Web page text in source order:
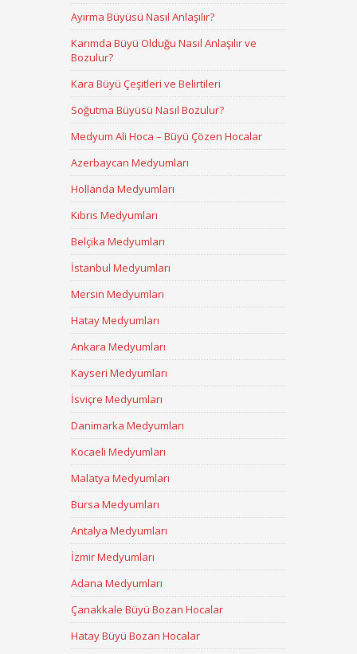
Ayırma Büyüsü Nasıl Anlaşılır?
Karımda Büyü Olduğu Nasıl Anlaşılır ve
Bozulur?
Kara Büyü Çeşitleri ve Belirtileri
Soğutma Büyüsü Nasıl Bozulur?
Medyum Ali Hoca – Büyü Çözen Hocalar
Azerbaycan Medyumları
Hollanda Medyumları
Kıbrıs Medyumları
Belçika Medyumları
İstanbul Medyumları
Mersin Medyumları
Hatay Medyumları
Ankara Medyumları
Kayseri Medyumları
İsviçre Medyumları
Danimarka Medyumları
Kocaeli Medyumları
Malatya Medyumları
Bursa Medyumları
Antalya Medyumları
İzmir Medyumları
Adana Medyumları
Çanakkale Büyü Bozan Hocalar
Hatay Büyü Bozan Hocalar